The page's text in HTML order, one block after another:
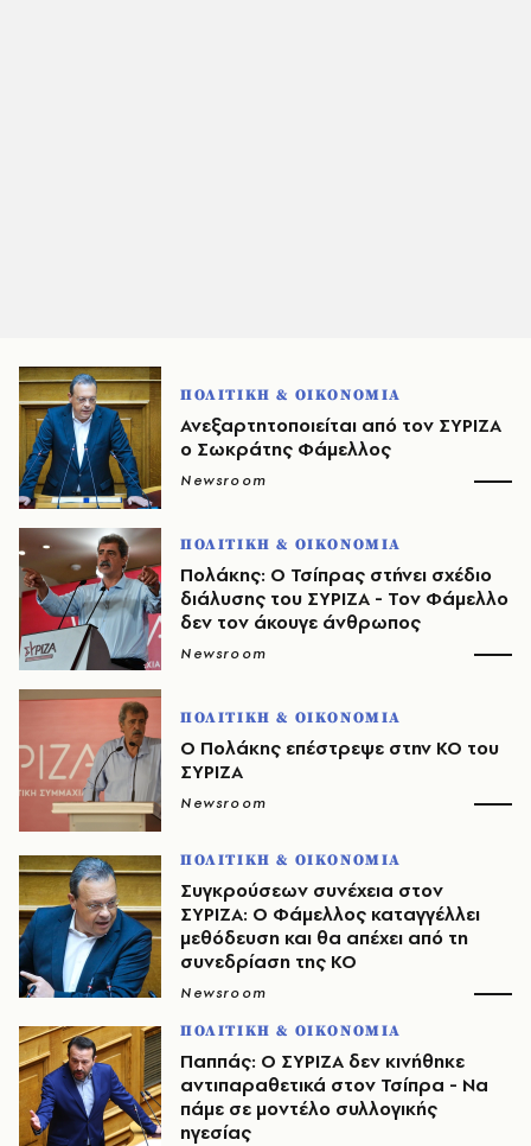
ΠΟΛΙΤΙΚΗ & ΟΙΚΟΝΟΜΙΑ
Ανεξαρτητοποιείται από τον ΣΥΡΙΖΑ
ο Σωκράτης Φάμελλος
Newsroom
ΠΟΛΙΤΙΚΗ & ΟΙΚΟΝΟΜΙΑ
Πολάκης: Ο Τσίπρας στήνει σχέδιο
διάλυσης του ΣΥΡΙΖΑ - Τον Φάμελλο
δεν τον άκουγε άνθρωπος
Newsroom
ΠΟΛΙΤΙΚΗ & ΟΙΚΟΝΟΜΙΑ
Ο Πολάκης επέστρεψε στην ΚΟ του
ΣΥΡΙΖΑ
Newsroom
ΠΟΛΙΤΙΚΗ & ΟΙΚΟΝΟΜΙΑ
Συγκρούσεων συνέχεια στον
ΣΥΡΙΖΑ: Ο Φάμελλος καταγγέλλει
μεθόδευση και θα απέχει από τη
συνεδρίαση της ΚΟ
Newsroom
ΠΟΛΙΤΙΚΗ & ΟΙΚΟΝΟΜΙΑ
Παππάς: Ο ΣΥΡΙΖΑ δεν κινήθηκε
αντιπαραθετικά στον Τσίπρα - Να
πάμε σε μοντέλο συλλογικής
ηγεσίας